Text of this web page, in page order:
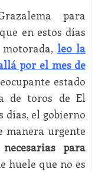
para
en estos días
leo la
por el mes de
estado
de toros de El
días, el gobierno
manera urgente
para
huele que no es